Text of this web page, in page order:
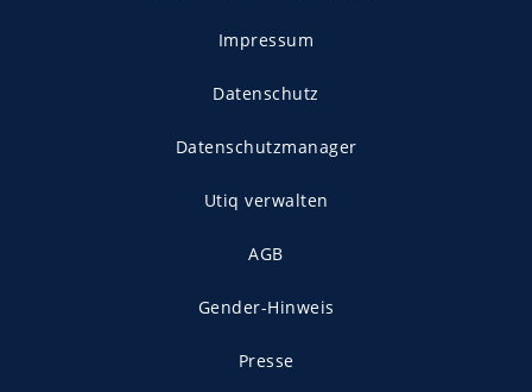
Impressum
Datenschutz
Datenschutzmanager
Utiq verwalten
AGB
Gender-Hinweis
Presse